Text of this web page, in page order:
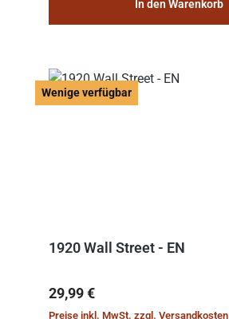
In den Warenkorb
Wenige verfügbar
1920 Wall Street - EN
Regulärer Preis:
29,99 €
Preise inkl. MwSt. zzgl. Versandkosten